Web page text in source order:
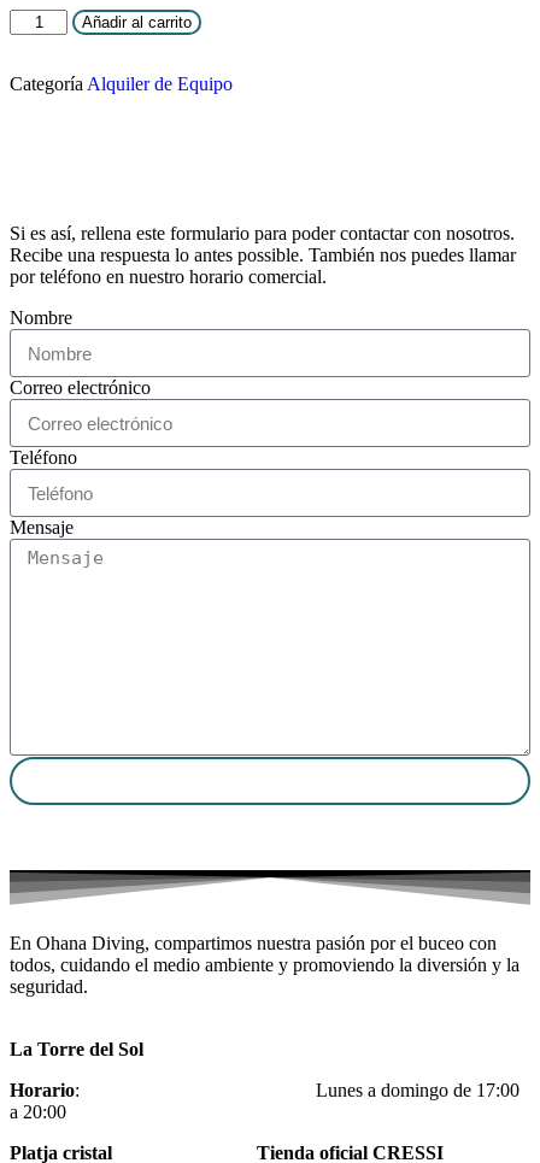
Añadir al carrito
Categoría Alquiler de Equipo
Si es así, rellena este formulario para poder contactar con nosotros.
Recibe una respuesta lo antes possible. También nos puedes llamar
por teléfono en nuestro horario comercial.
Nombre
Correo electrónico
Teléfono
Mensaje
En Ohana Diving, compartimos nuestra pasión por el buceo con
todos, cuidando el medio ambiente y promoviendo la diversión y la
seguridad.
La Torre del Sol
Horario: Lunes a domingo de 17:00
a 20:00
Platja cristal Tienda oficial CRESSI